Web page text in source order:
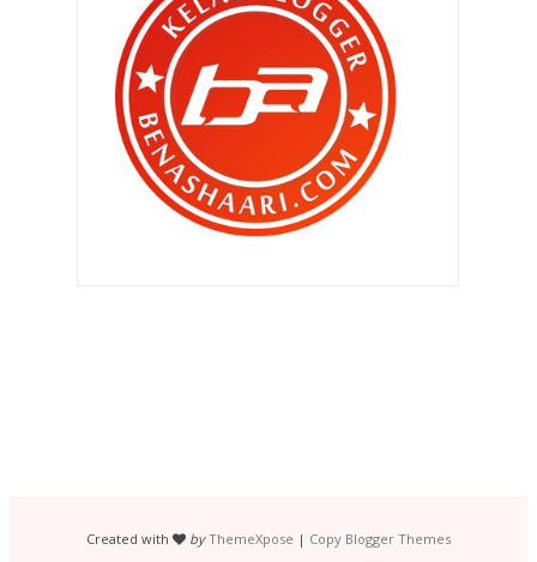
Bila ekslator buat hal !
Silver Cross Pop2 untuk Zahra Nur
Iman !
Tiga wanita ‘gergasi’ mengegar !
Menghilangkan parut demam
campak !
Created with by ThemeXpose | Copy Blogger Themes